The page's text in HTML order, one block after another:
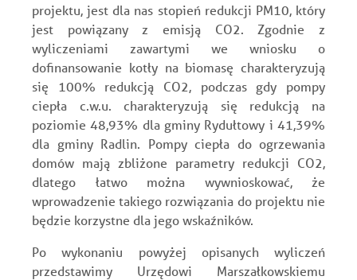
projektu, jest dla nas stopień redukcji PM10, który
jest powiązany z emisją CO2. Zgodnie z
wyliczeniami zawartymi we wniosku o
dofinansowanie kotły na biomasę charakteryzują
się 100% redukcją CO2, podczas gdy pompy
ciepła c.w.u. charakteryzują się redukcją na
poziomie 48,93% dla gminy Rydułtowy i 41,39%
dla gminy Radlin. Pompy ciepła do ogrzewania
domów mają zbliżone parametry redukcji CO2,
dlatego łatwo można wywnioskować, że
wprowadzenie takiego rozwiązania do projektu nie
będzie korzystne dla jego wskaźników.
Po wykonaniu powyżej opisanych wyliczeń
przedstawimy Urzędowi Marszałkowskiemu